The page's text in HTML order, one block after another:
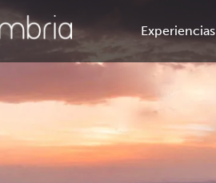
Experiencias